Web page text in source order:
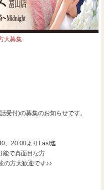
大募集
受付)の募集のお知らせです。
、20:00よりLast迄
能で真面目な方
の方大歓迎です♪♪